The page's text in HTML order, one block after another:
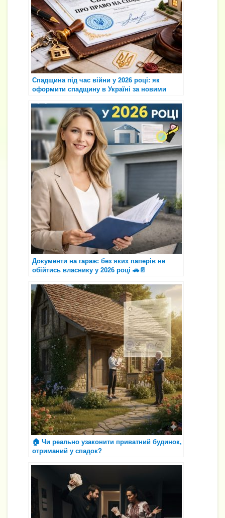
Спадщина під час війни у 2026 році: як
оформити спадщину в Україні за новими
Документи на гараж: без яких паперів не
обійтись власнику у 2026 році 🚗📄
🏠 Чи реально узаконити приватний будинок,
отриманий у спадок?